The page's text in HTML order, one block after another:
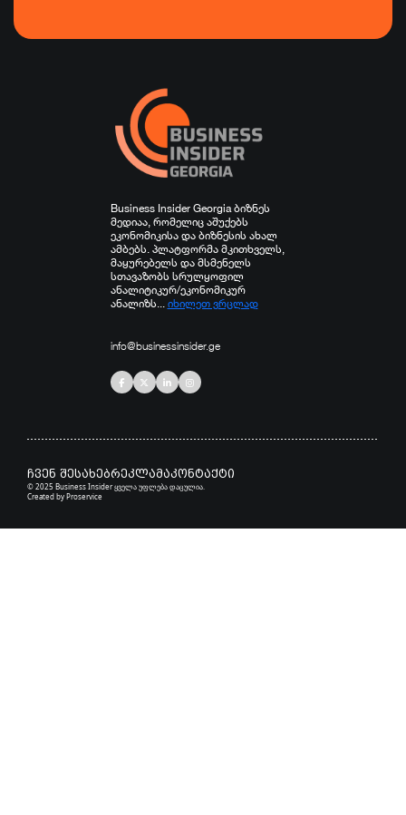
Business Insider Georgia ბიზნეს
მედიაა, რომელიც აშუქებს
ეკონომიკისა და ბიზნესის ახალ
ამბებს. პლატფორმა მკითხველს,
მაყურებელს და მსმენელს
სთავაზობს სრულყოფილ
ანალიტიკურ/ეკონომიკურ
ანალიზს... იხილეთ ვრცლად
info@businessinsider.ge
ჩვენ შესახებრეკლამაკონტაქტი
© 2025 Business Insider ყველა უფლება დაცულია.
Created byProservice